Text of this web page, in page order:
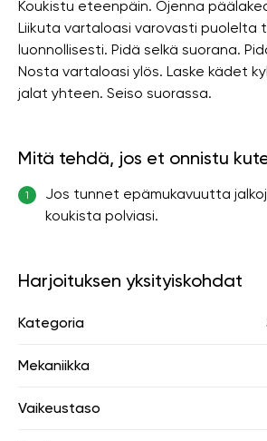
Koukistu eteenpäin. Ojenna
Liikuta vartaloasi varovasti puolelta
luonnollisesti. Pidä selkä suorana.
Nosta vartaloasi ylös. Laske kädet
jalat yhteen. Seiso suorassa.
Mitä tehdä, jos et onnistu
1
Jos tunnet epämukavuutta
koukista polviasi.
Harjoituksen yksityiskohdat
Kategoria
Mekaniikka
Vaikeustaso